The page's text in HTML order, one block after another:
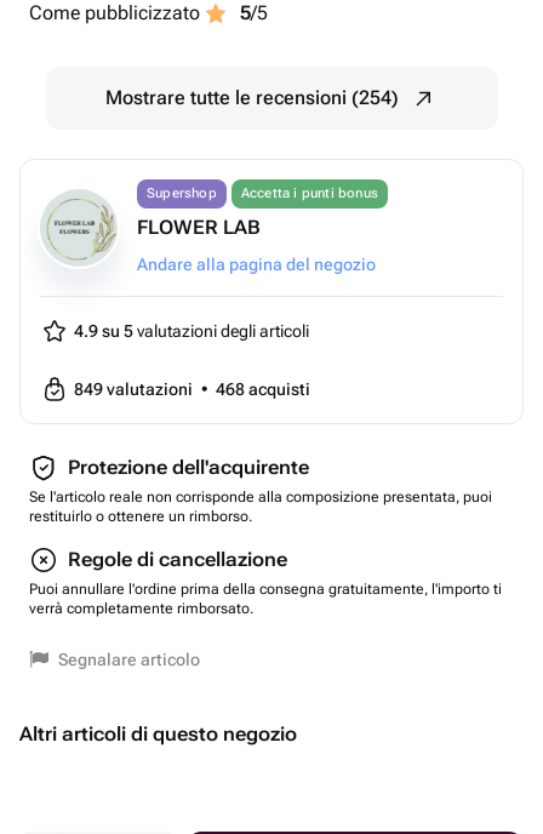
Come pubblicizzato
5/5
Mostrare tutte le recensioni (254)
Supershop Accetta i punti bonus
FLOWER LAB
Andare alla pagina del negozio
4.9 su 5valutazioni degli articoli
849valutazioni • 468acquisti
Protezione dell'acquirente
Se l'articolo reale non corrisponde alla composizione presentata, puoi
restituirlo o ottenere un rimborso.
Regole di cancellazione
Puoi annullare l'ordine prima della consegna gratuitamente, l'importo ti
verrà completamente rimborsato.
Segnalare articolo
Altri articoli di questo negozio